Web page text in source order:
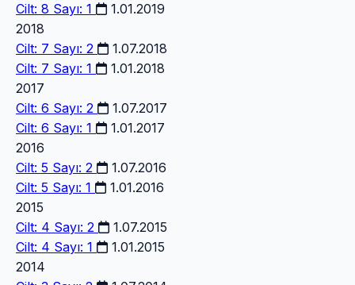
Cilt: 8 Sayı: 1
1.01.2019
2018
Cilt: 7 Sayı: 2
1.07.2018
Cilt: 7 Sayı: 1
1.01.2018
2017
Cilt: 6 Sayı: 2
1.07.2017
Cilt: 6 Sayı: 1
1.01.2017
2016
Cilt: 5 Sayı: 2
1.07.2016
Cilt: 5 Sayı: 1
1.01.2016
2015
Cilt: 4 Sayı: 2
1.07.2015
Cilt: 4 Sayı: 1
1.01.2015
2014